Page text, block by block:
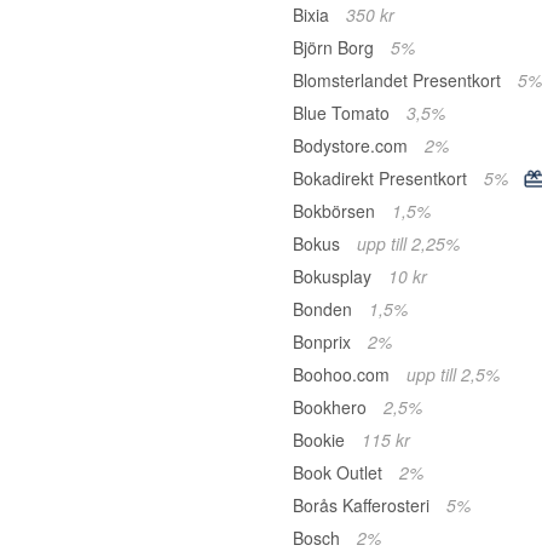
Bixia
350 kr
Björn Borg
5%
Blomsterlandet Presentkort
5%
Blue Tomato
3,5%
Bodystore.com
2%
Bokadirekt Presentkort
5%
Bokbörsen
1,5%
Bokus
upp till 2,25%
Bokusplay
10 kr
Bonden
1,5%
Bonprix
2%
Boohoo.com
upp till 2,5%
Bookhero
2,5%
Bookie
115 kr
Book Outlet
2%
Borås Kafferosteri
5%
Bosch
2%